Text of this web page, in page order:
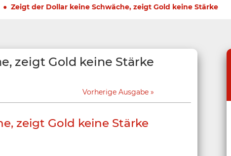
Zeigt der Dollar keine Schwäche, zeigt Gold keine Stärke
zeigt Gold keine Stärke
Vorherige Ausgabe
zeigt Gold keine Stärke